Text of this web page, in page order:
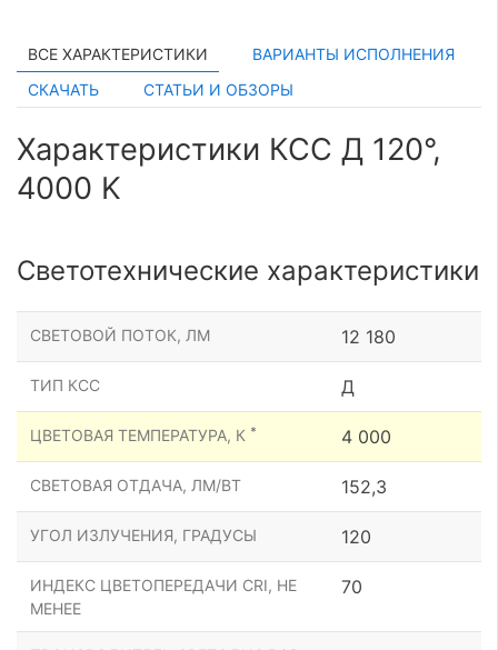
ВСЕ ХАРАКТЕРИСТИКИ
ВАРИАНТЫ ИСПОЛНЕНИЯ
СКАЧАТЬ
СТАТЬИ И ОБЗОРЫ
Характеристики КСС Д 120°,
4000 K
Светотехнические характеристики
СВЕТОВОЙ ПОТОК, ЛМ 12 180
ТИП КСС Д
ЦВЕТОВАЯ ТЕМПЕРАТУРА, К * 4 000
СВЕТОВАЯ ОТДАЧА, ЛМ/ВТ 152,3
УГОЛ ИЗЛУЧЕНИЯ, ГРАДУСЫ 120
ИНДЕКС ЦВЕТОПЕРЕДАЧИ CRI, НЕ
МЕНЕЕ
70